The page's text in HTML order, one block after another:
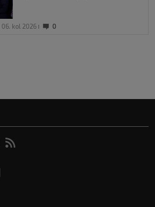
06. kol 2026 0